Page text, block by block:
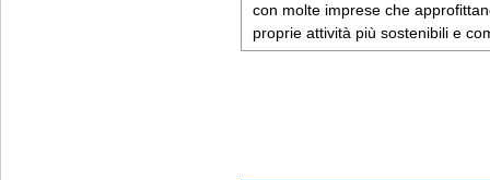
con molte imprese che
proprie attività più sostenibili e